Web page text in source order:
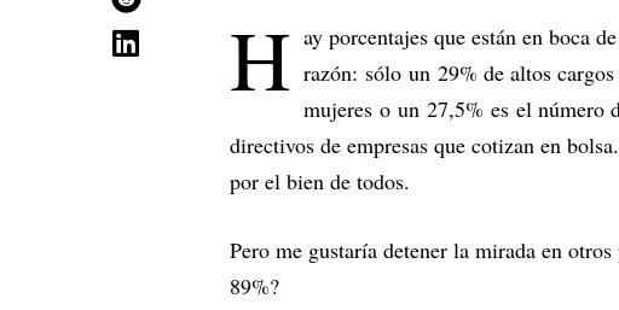
H ay porcentajes que están en boca
razón: sólo un 29% de altos
mujeres o un 27,5% es el número
directivos de empresas que cotizan en bolsa.
por el bien de todos.
Pero me gustaría detener la mirada en
89%?